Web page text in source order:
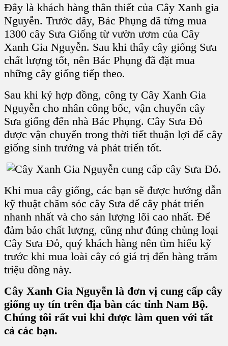
Đây là khách hàng thân thiết của Cây Xanh gia
Nguyễn. Trước đây, Bác Phụng đã từng mua
1300 cây Sưa Giống từ vườn ươm của Cây
Xanh Gia Nguyễn. Sau khi thấy cây giống Sưa
chất lượng tốt, nên Bác Phụng đã đặt mua
những cây giống tiếp theo.
Sau khi ký hợp đồng, công ty Cây Xanh Gia
Nguyễn cho nhân công bốc, vận chuyển cây
Sưa giống đến nhà Bác Phụng. Cây Sưa Đỏ
được vận chuyển trong thời tiết thuận lợi để cây
giống sinh trưởng và phát triển tốt.
Khi mua cây giống, các bạn sẽ được hướng dẫn
kỹ thuật chăm sóc cây Sưa để cây phát triển
nhanh nhất và cho sản lượng lõi cao nhất. Để
đảm bảo chất lượng, cũng như đúng chủng loại
Cây Sưa Đỏ, quý khách hàng nên tìm hiểu kỹ
trước khi mua loài cây có giá trị đến hàng trăm
triệu đồng này.
Cây Xanh Gia Nguyễn là đơn vị cung cấp cây
giống uy tín trên địa bàn các tỉnh Nam Bộ.
Chúng tôi rất vui khi được làm quen với tất
cả các bạn.